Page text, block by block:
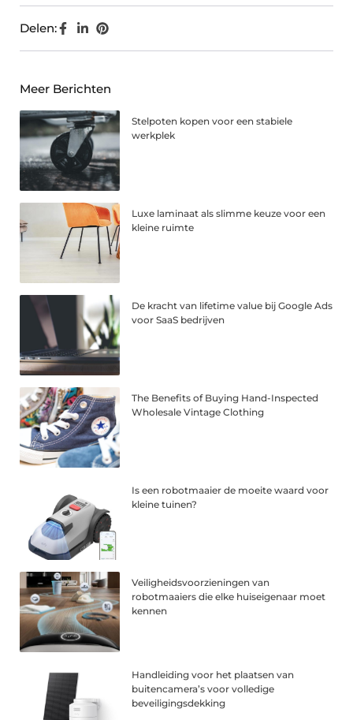
Delen:
Meer Berichten
Stelpoten kopen voor een stabiele
werkplek
Luxe laminaat als slimme keuze voor een
kleine ruimte
De kracht van lifetime value bij Google Ads
voor SaaS bedrijven
The Benefits of Buying Hand-Inspected
Wholesale Vintage Clothing
Is een robotmaaier de moeite waard voor
kleine tuinen?
Veiligheidsvoorzieningen van
robotmaaiers die elke huiseigenaar moet
kennen
Handleiding voor het plaatsen van
buitencamera’s voor volledige
beveiligingsdekking